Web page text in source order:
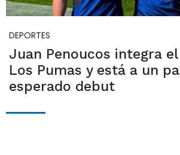
DEPORTES
Juan Penoucos integra
Los Pumas y está a un
esperado debut